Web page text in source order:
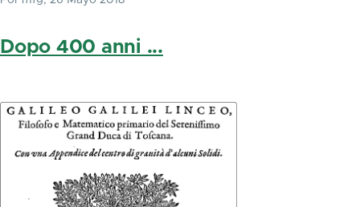
Dopo 400 anni ...